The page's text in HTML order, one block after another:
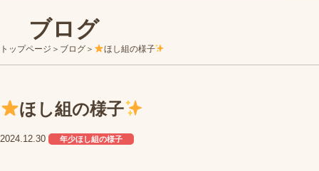
ブログ
トップページ ブログ ほし組の様子
ほし組の様子
2024.12.30 年少ほし組の様子